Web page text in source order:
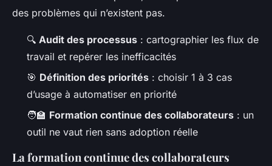
des problèmes qui n’existent pas.
🔍 Audit des processus : cartographier les flux de
travail et repérer les inefficacités
🎯 Définition des priorités : choisir 1 à 3 cas
d’usage à automatiser en priorité
🧑‍🏫 Formation continue des collaborateurs : un
outil ne vaut rien sans adoption réelle
La formation continue des collaborateurs